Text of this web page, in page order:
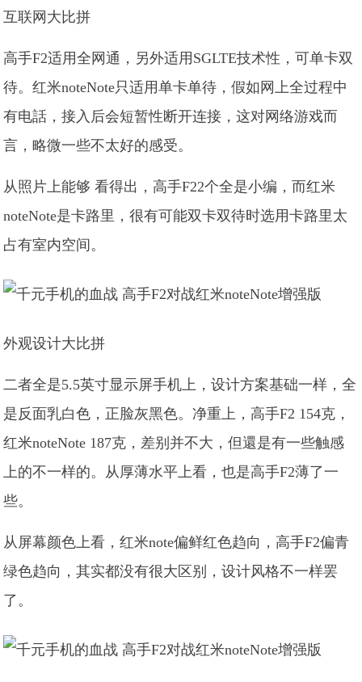
互联网大比拼
高手F2适用全网通，另外适用SGLTE技术性，可单卡双
待。红米noteNote只适用单卡单待，假如网上全过程中
有电話，接入后会短暂性断开连接，这对网络游戏而
言，略微一些不太好的感受。
从照片上能够 看得出，高手F22个全是小编，而红米
noteNote是卡路里，很有可能双卡双待时选用卡路里太
占有室内空间。
外观设计大比拼
二者全是5.5英寸显示屏手机上，设计方案基础一样，全
是反面乳白色，正脸灰黑色。净重上，高手F2 154克，
红米noteNote 187克，差别并不大，但還是有一些触感
上的不一样的。从厚薄水平上看，也是高手F2薄了一
些。
从屏幕颜色上看，红米note偏鲜红色趋向，高手F2偏青
绿色趋向，其实都没有很大区别，设计风格不一样罢
了。